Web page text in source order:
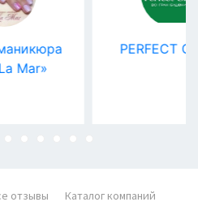
PERFECT GROUP
отзывы Каталог компаний